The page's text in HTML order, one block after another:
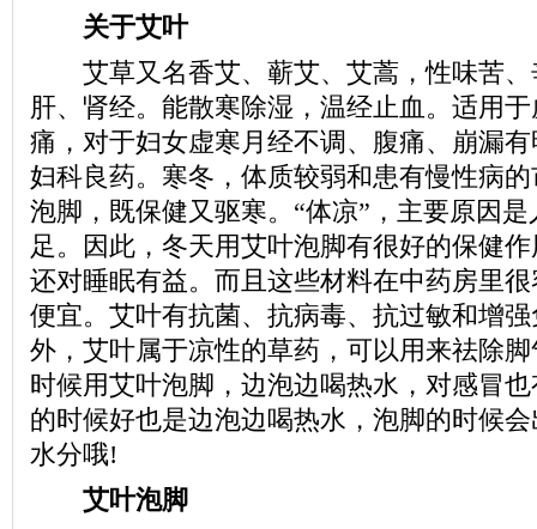
关于艾叶
艾草又名香艾、蕲艾、艾蒿，性味苦、
肝、肾经。能散寒除湿，温经止血。适用
痛，对于妇女虚寒月经不调、腹痛、崩漏
妇科良药。寒冬，体质较弱和患有慢性病
泡脚，既保健又驱寒。“体凉”，主要原因
足。因此，冬天用艾叶泡脚有很好的保健
还对睡眠有益。而且这些材料在中药房里
便宜。艾叶有抗菌、抗病毒、抗过敏和增
外，艾叶属于凉性的草药，可以用来祛除
时候用艾叶泡脚，边泡边喝热水，对感冒
的时候好也是边泡边喝热水，泡脚的时候
水分哦!
艾叶泡脚